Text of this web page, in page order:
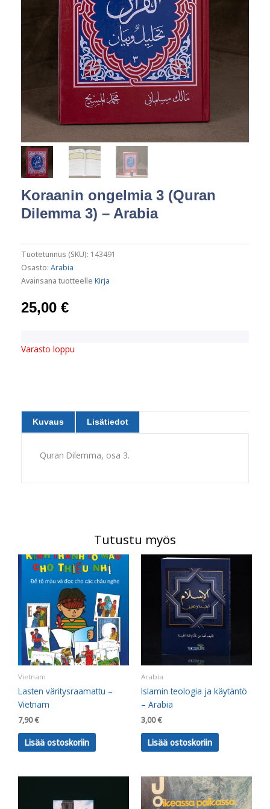
Koraanin ongelmia 3 (Quran
Dilemma 3) – Arabia
Tuotetunnus (SKU): 143491
Osasto: Arabia
Avainsana tuotteelle Kirja
25,00 €
Varasto loppu
Kuvaus Lisätiedot
Quran Dilemma, osa 3.
Tutustu myös
Vietnam
Lasten väritysraamattu –
Vietnam
7,90€
Lisää ostoskoriin
Arabia
Islamin teologia ja käytäntö
– Arabia
3,00€
Lisää ostoskoriin